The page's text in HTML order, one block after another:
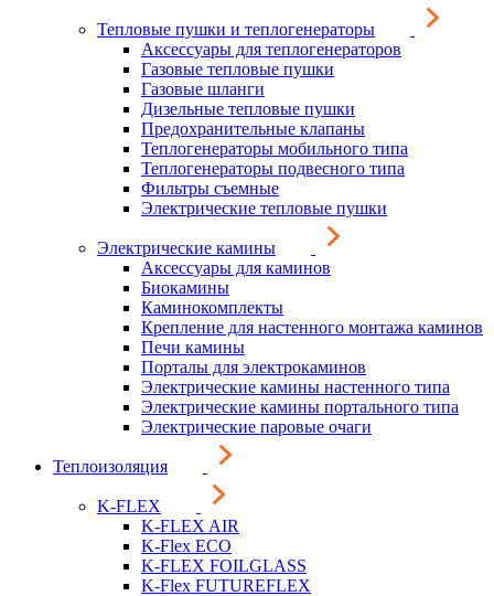
Тепловые пушки и теплогенераторы
Аксессуары для теплогенераторов
Газовые тепловые пушки
Газовые шланги
Дизельные тепловые пушки
Предохранительные клапаны
Теплогенераторы мобильного типа
Теплогенераторы подвесного типа
Фильтры съемные
Электрические тепловые пушки
Электрические камины
Аксессуары для каминов
Биокамины
Каминокомплекты
Крепление для настенного монтажа каминов
Печи камины
Порталы для электрокаминов
Электрические камины настенного типа
Электрические камины портального типа
Электрические паровые очаги
Теплоизоляция
K-FLEX
K-FLEX AIR
K-Flex ECO
K-FLEX FOILGLASS
K-Flex FUTUREFLEX